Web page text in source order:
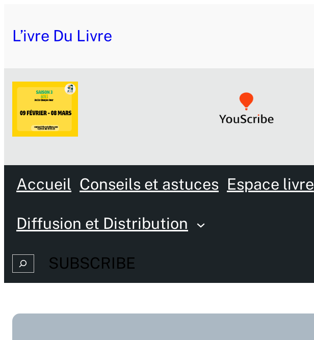
L’ivre Du Livre
Accueil Conseils et astuces Espace livre
Diffusion et Distribution
SearchSUBSCRIBE